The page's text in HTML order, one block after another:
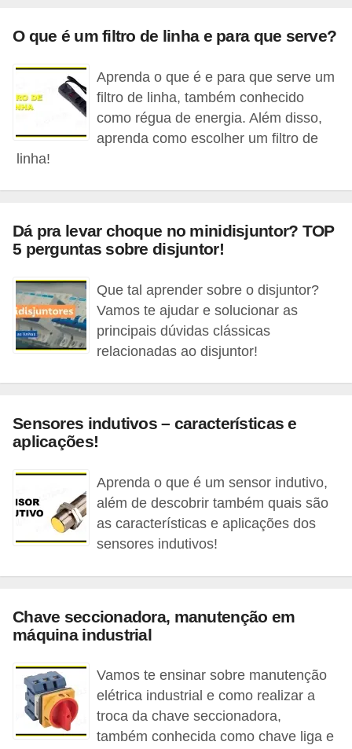
O que é um filtro de linha e para que serve?
Aprenda o que é e para que serve um
filtro de linha, também conhecido
como régua de energia. Além disso,
aprenda como escolher um filtro de
linha!
Dá pra levar choque no minidisjuntor? TOP
5 perguntas sobre disjuntor!
Que tal aprender sobre o disjuntor?
Vamos te ajudar e solucionar as
principais dúvidas clássicas
relacionadas ao disjuntor!
Sensores indutivos – características e
aplicações!
Aprenda o que é um sensor indutivo,
além de descobrir também quais são
as características e aplicações dos
sensores indutivos!
Chave seccionadora, manutenção em
máquina industrial
Vamos te ensinar sobre manutenção
elétrica industrial e como realizar a
troca da chave seccionadora,
também conhecida como chave liga e
e
l
é
t
r
i
s
o
n
c
e
i
o
s
d
e
e
l
r
i
c
i
d
a